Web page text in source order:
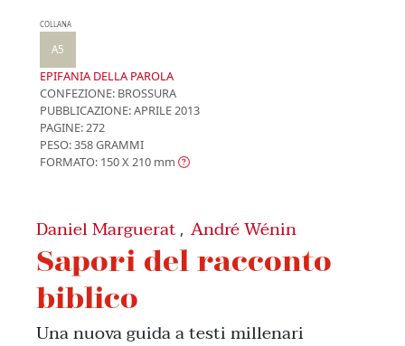
COLLANA
A5
EPIFANIA DELLA PAROLA
CONFEZIONE: BROSSURA
PUBBLICAZIONE:APRILE 2013
PAGINE: 272
PESO: 358 GRAMMI
FORMATO: 150 X 210 mm
Daniel Marguerat , André Wénin
Sapori del racconto
biblico
Una nuova guida a testi millenari